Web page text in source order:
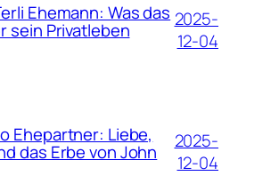
Ehemann: Was das
sein Privatleben
2025-
12-04
Ehepartner: Liebe,
das Erbe von John
2025-
12-04